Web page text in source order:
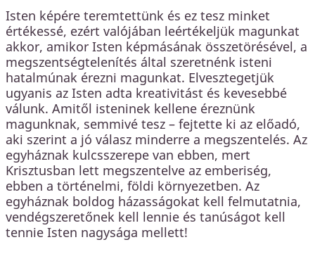
Isten képére teremtettünk és ez tesz minket
értékessé, ezért valójában leértékeljük magunkat
akkor, amikor Isten képmásának összetörésével, a
megszentségtelenítés által szeretnénk isteni
hatalmúnak érezni magunkat. Elvesztegetjük
ugyanis az Isten adta kreativitást és kevesebbé
válunk. Amitől isteninek kellene éreznünk
magunknak, semmivé tesz – fejtette ki az előadó,
aki szerint a jó válasz minderre a megszentelés. Az
egyháznak kulcsszerepe van ebben, mert
Krisztusban lett megszentelve az emberiség,
ebben a történelmi, földi környezetben. Az
egyháznak boldog házasságokat kell felmutatnia,
vendégszeretőnek kell lennie és tanúságot kell
tennie Isten nagysága mellett!